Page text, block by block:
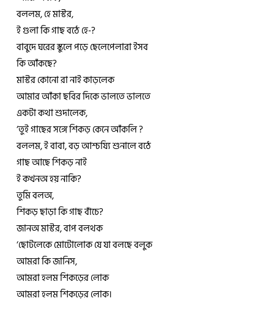
বললম, হে মাস্টর,
ই গুলা কি গাছ বঠে হে-?
বাবুদে ঘরের স্কুলে পড়ে ছেলেপেলারা ইসব
কি আঁকছে?
মাস্টর কোনো রা নাই কাড়লেক
আমার আঁকা ছবির দিকে ভালতে ভালতে
একটা কথা শুদালেক,
‘তুই গাছের সঙ্গে শিকড় কেনে আঁকলি ?
বললম, ই বাবা, বড় আশ্চয্যি শুনালে বঠে
গাছ আছে শিকড় নাই
ই কখনঅ হয় নাকি?
তুমি বলঅ,
শিকড় ছাড়া কি গাছ বাঁচে?
জানঅ মাস্টর, বাপ বলথক
‘ছোটলেকে মোটোলোক যে যা বলছে বলুক
আমরা কি জানিস,
আমরা হলম শিকড়ের লোক
আমরা হলম শিকড়ের লোক।